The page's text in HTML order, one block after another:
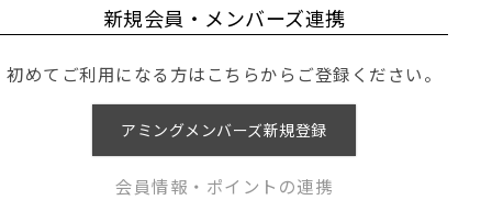
新規会員・メンバーズ連携
初めてご利用になる方はこちらからご登録ください。
アミングメンバーズ新規登録
会員情報・ポイントの連携